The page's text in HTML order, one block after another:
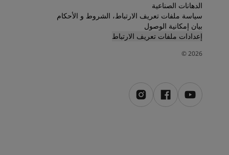
شركة كبرى
الدهانات الصناعية
الدهانات الصناعية
سياسة ملفات تعريف الارتباط، الشروط و الأحكام
بيان إمكانية الوصول
إعدادات ملفات تعريف الارتباط
2026
©